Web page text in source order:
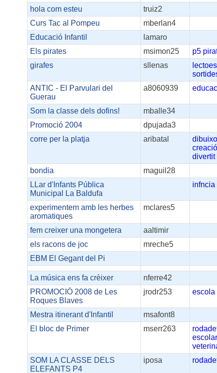
hola com esteu
truiz2
Curs Tac al Pompeu
mberlan4
Educació Infantil
lamaro
Els pirates
msimon25 p5
girafes
sllenas
ANTIC - El Parvulari del
Guerau
a8060939
Som la classe dels dofins!
mballe34
Promoció 2004
dpujada3
corre per la platja
aribatal
divertit
bondia
maguil28
LLar d'Infants Pública
Municipal La Baldufa
infncia
experimentem amb les herbes
aromatiques
mclares5
fem creixer una mongetera
aaltimir
els racons de joc
mreche5
EBM El Gegant del Pi
La música ens fa crèixer
nferre42
PROMOCIÓ 2008 de Les
Roques Blaves
jrodr253 escola
Mestra itinerant d'Infantil
msafont8
El bloc de Primer
mserr263
SOM LA CLASSE DELS
ELEFANTS P4
iposa